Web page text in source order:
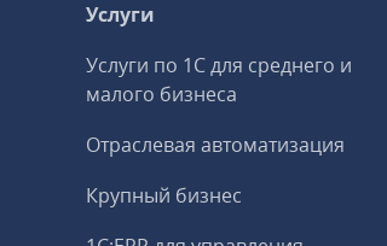
Услуги
Услуги по 1С для среднего и
малого бизнеса
Отраслевая автоматизация
Крупный бизнес